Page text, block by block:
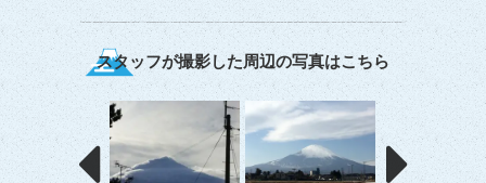
スタッフが撮影した周辺の写真はこちら